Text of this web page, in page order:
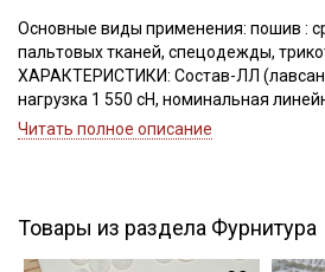
Основные виды применения: пошив :
пальтовых тканей, спецодежды,
ХАРАКТЕРИСТИКИ: Состав-ЛЛ
нагрузка 1 550 сН, номинальная
Текс(структура)- 34,5 (16.7Текс*2)
Читать полное описание
Товары из раздела Фурнитура
Ознакомлен(а) сПолитикой
данныхи даю
Согласие на
данных